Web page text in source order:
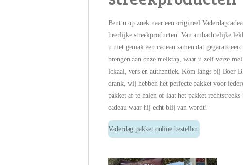
Bent u op zoek naar een origineel
heerlijke streekproducten! Van ambachtelijke
u met gemak een cadeau samen dat
brengen aan onze melktap, waar u zelf verse
lokaal, vers en authentiek. Kom langs bij Boer
drank, wij hebben het perfecte pakket voor
pakket af te halen of laat het pakket
cadeau waar hij echt blij van wordt!
Vaderdag pakket online bestellen: